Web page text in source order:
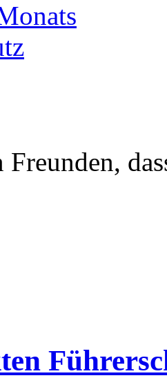
Freunden,